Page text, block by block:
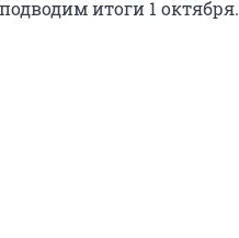
итоги 1 октября.